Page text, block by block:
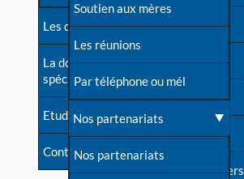
Cas particuliers
Mythes et vérités
Devenir animatrice ?
Une question sur le site
Les dossiers de l'allaitement
La documentation
spécialisée
Etudes récentes
Contact
Dossier de presse
Soutenir LLL
Livre d'or
Forum
S'inscrire à nos newsletters
Soutien aux mères
Les réunions
Par téléphone ou mél
Nos partenariats
Nos partenariats